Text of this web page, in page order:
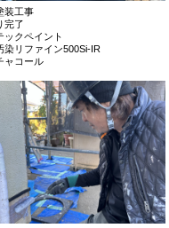
装工事
完了
ックペイント
染リファイン500Si-IR
コール